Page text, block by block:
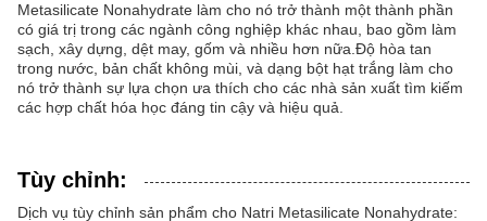
Metasilicate Nonahydrate làm cho nó trở thành một thành phần
có giá trị trong các ngành công nghiệp khác nhau, bao gồm làm
sạch, xây dựng, dệt may, gốm và nhiều hơn nữa.Độ hòa tan
trong nước, bản chất không mùi, và dạng bột hạt trắng làm cho
nó trở thành sự lựa chọn ưa thích cho các nhà sản xuất tìm kiếm
các hợp chất hóa học đáng tin cậy và hiệu quả.
Tùy chỉnh:
Dịch vụ tùy chỉnh sản phẩm cho Natri Metasilicate Nonahydrate: